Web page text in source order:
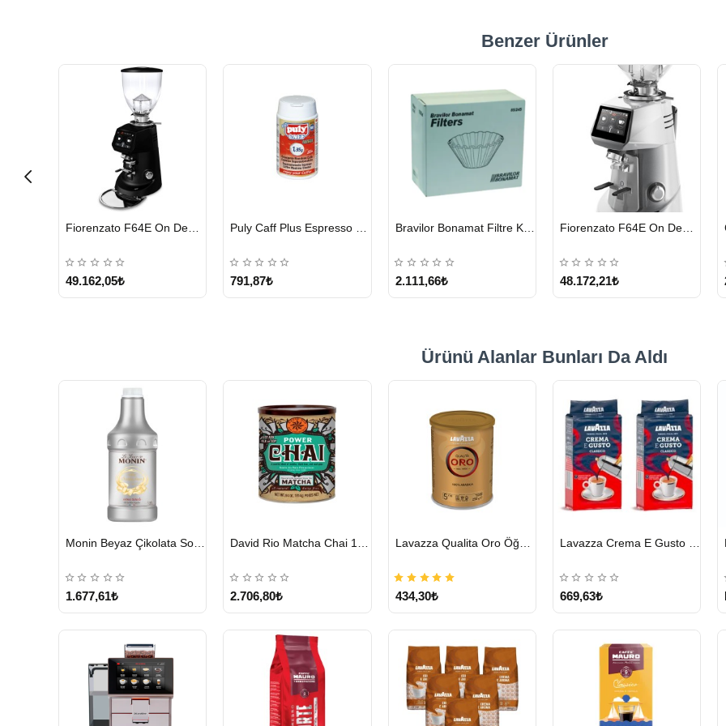
Benzer Ürünler
GÖNDERİ
Fiorenzato F64E On Demand Kahve Değirmeni, Siyah
49.162,05₺
GÖNDERİ
791,87₺
GÖNDERİ
Bravilor Bonamat Filtre Kağıdı 85/245 MM 1000 Adet
2.111,66₺
GÖNDERİ
Fiorenzato F64E On Demand Kahve Değirmeni – Gri
48.172,21₺
Ürünü Alanlar Bunları Da Aldı
GÖNDERİ
1.677,61₺
GÖNDERİ
2.706,80₺
GÖNDERİ
434,30₺
GÖNDERİ
669,63₺